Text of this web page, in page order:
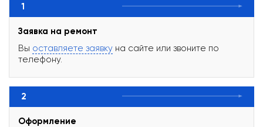
1
Заявка на ремонт
Вы оставляете заявку на сайте или звоните по
телефону.
2
Оформление